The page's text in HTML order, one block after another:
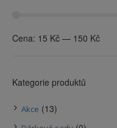
Cena: 15 Kč — 150 Kč
Kategorie produktů
Akce (13)